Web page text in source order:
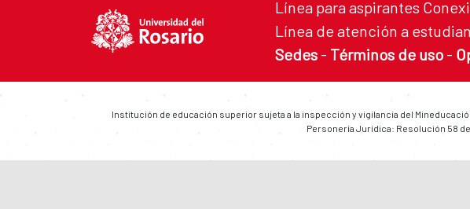
Línea para aspirantes
Línea de atención a
Sedes - Términos de uso -
Institución de educación superior sujeta a la inspección y vigilancia del
Personería Jurídica: Resolución 58